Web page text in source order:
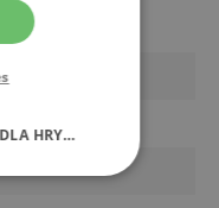
Mandarine
cm
HRY…